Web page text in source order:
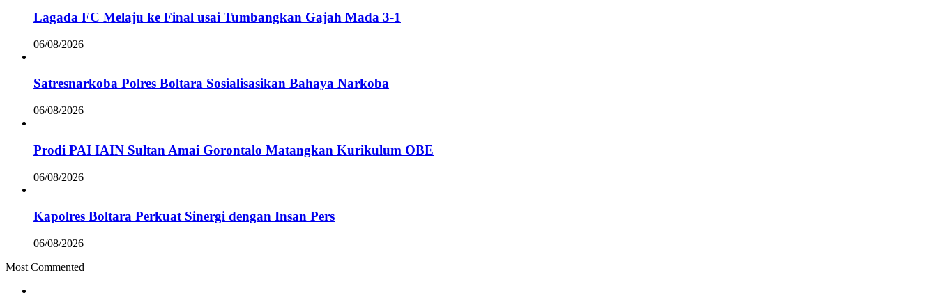
Lagada FC Melaju ke Final usai Tumbangkan Gajah Mada 3-1
06/08/2026
Satresnarkoba Polres Boltara Sosialisasikan Bahaya Narkoba
06/08/2026
Prodi PAI IAIN Sultan Amai Gorontalo Matangkan Kurikulum OBE
06/08/2026
Kapolres Boltara Perkuat Sinergi dengan Insan Pers
06/08/2026
Most Commented